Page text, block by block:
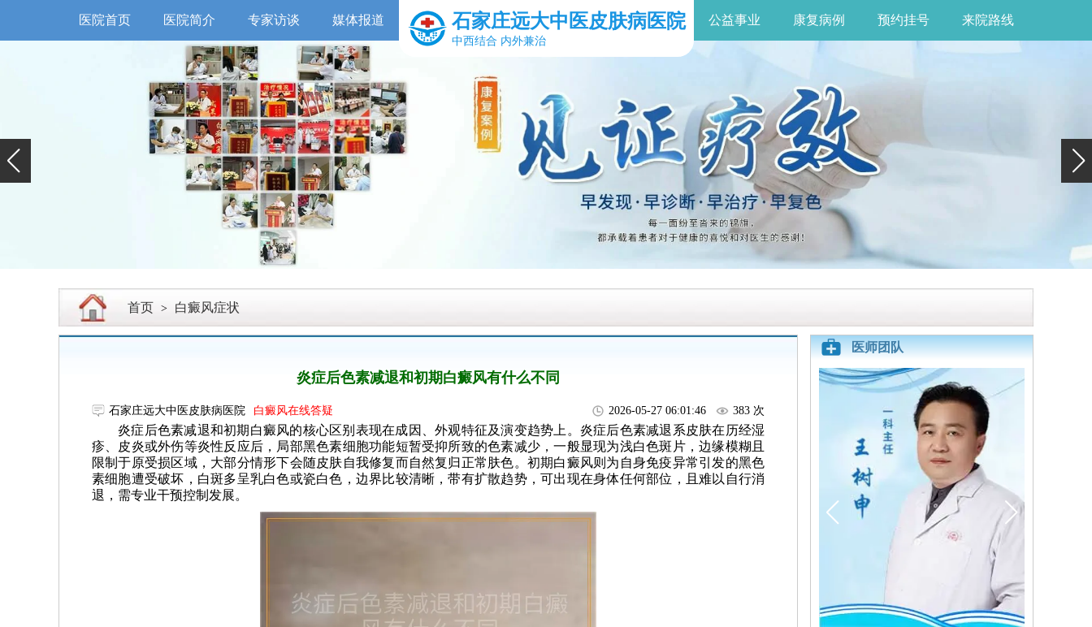
医院首页 医院简介 专家访谈 媒体报道 石家庄远大中医皮肤病医院
中西结合 内外兼治
公益事业 康复病例 预约挂号 来院路线
首页 > 白癜风症状
炎症后色素减退和初期白癜风有什么不同
石家庄远大中医皮肤病医院 白癜风在线答疑 2026-05-27 06:01:46 383 次
炎症后色素减退和初期白癜风的核心区别表现在成因、外观特征及演变趋势上。炎症后色素减退系皮肤在历经湿
疹、皮炎或外伤等炎性反应后，局部黑色素细胞功能短暂受抑所致的色素减少，一般显现为浅白色斑片，边缘模糊且
限制于原受损区域，大部分情形下会随皮肤自我修复而自然复归正常肤色。初期白癜风则为自身免疫异常引发的黑色
素细胞遭受破坏，白斑多呈乳白色或瓷白色，边界比较清晰，带有扩散趋势，可出现在身体任何部位，且难以自行消
退，需专业干预控制发展。
医师团队